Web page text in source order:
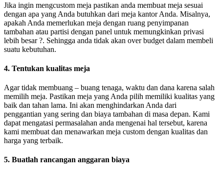
Jika ingin mengcustom meja pastikan anda membuat meja sesuai
dengan apa yang Anda butuhkan dari meja kantor Anda. Misalnya,
apakah Anda memerlukan meja dengan ruang penyimpanan
tambahan atau partisi dengan panel untuk memungkinkan privasi
lebih besar ?. Sehingga anda tidak akan over budget dalam membeli
suatu kebutuhan.
4. Tentukan kualitas meja
Agar tidak membuang – buang tenaga, waktu dan dana karena salah
memilih meja. Pastikan meja yang Anda pilih memiliki kualitas yang
baik dan tahan lama. Ini akan menghindarkan Anda dari
penggantian yang sering dan biaya tambahan di masa depan. Kami
dapat mengatasi permasalahan anda mengenai hal tersebut, karena
kami membuat dan menawarkan meja custom dengan kualitas dan
harga yang terbaik.
5. Buatlah rancangan anggaran biaya